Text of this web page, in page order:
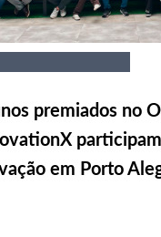
premiados no
em Porto